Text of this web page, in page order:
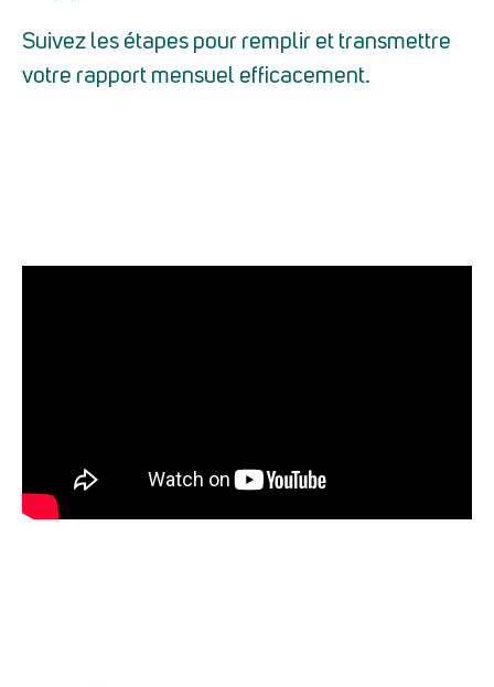
Suivez les étapes pour remplir et transmettre
votre rapport mensuel efficacement.